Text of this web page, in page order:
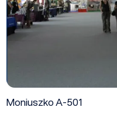
Moniuszko A-501